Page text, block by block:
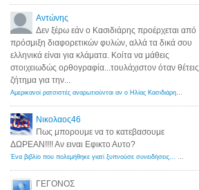
Αντώνης
Δεν ξέρω εάν ο Κασιδιάρης προέρχεται από
πρόσμιξη διαφορετικών φυλών, αλλά τα δικά σου
ελληνικά είναι για κλάματα. Κοίτα να μάθεις
στοιχειωδώς ορθογραφία...τουλάχιστον όταν θέτεις
ζήτημα για την...
Αμερικανοί ρατσιστές αναρωτιούνται αν ο Ηλίας Κασιδιάρης ανήκει στη λευκή φυλή... - Λόγιος Ερμής
Νικολαος46
Πως μπορουμε να το κατεβασουμε
ΔΩΡΕΑΝ!!!! Αν ειναι Εφικτο Αυτο?
Ένα βιβλίο που πολεμήθηκε γιατί ξυπνούσε συνειδήσεις... - Λόγιος Ερμής | Η γνώση ξεκινάει με την αναζήτηση...
ΓΕΓΟΝΟΣ